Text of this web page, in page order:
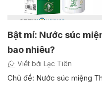
Bật mí: Nước súc
bao nhiêu?
Viết bởi Lạc Tiên
Chủ đề: Nước súc miệng